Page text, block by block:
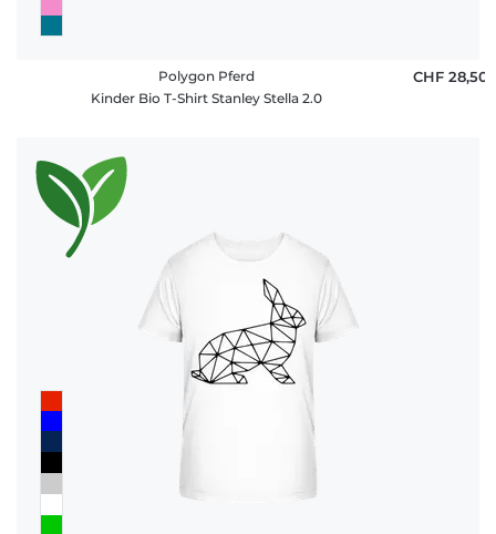
Polygon Pferd
Kinder Bio T-Shirt Stanley Stella 2.0
CHF 28,50